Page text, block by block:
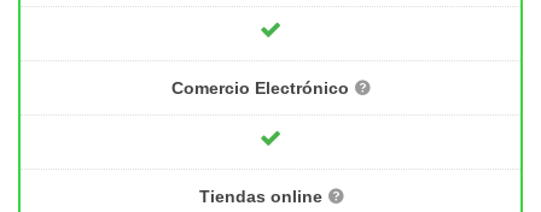
Comercio Electrónico
Tiendas online